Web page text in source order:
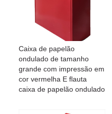
Caixa de papelão
ondulado de tamanho
grande com impressão em
cor vermelha E flauta
caixa de papelão ondulado